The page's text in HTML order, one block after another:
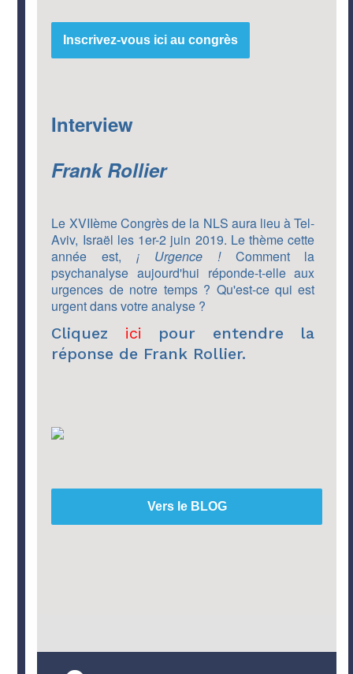
Inscrivez-vous ici au congrès
Interview
Frank Rollier
Le XVIIème Congrès de la NLS aura lieu à Tel-
Aviv, Israël les 1er-2 juin 2019. Le thème cette
année est,¡ Urgence !Comment la
psychanalyse aujourd'hui réponde-t-elle aux
urgences de notre temps ? Qu'est-ce qui est
urgent dans votre analyse ?
Cliquez ici
pour entendre la
réponse de Frank Rollier.
Vers le BLOG